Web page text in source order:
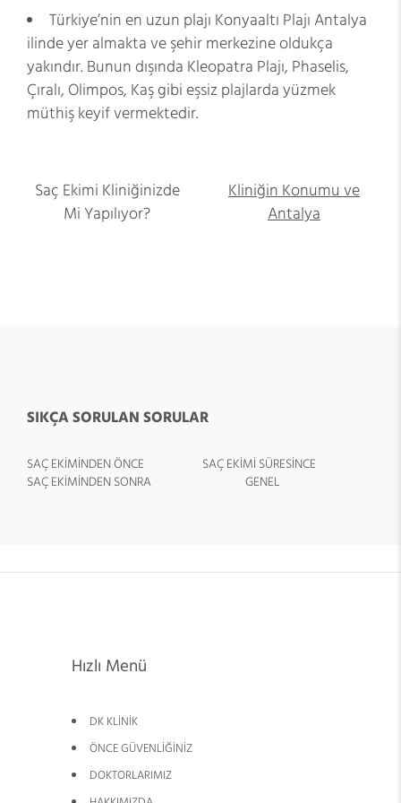
Türkiye’nin en uzun plajı Konyaaltı Plajı Antalya
ilinde yer almakta ve şehir merkezine oldukça
yakındır. Bunun dışında Kleopatra Plajı, Phaselis,
Çıralı, Olimpos, Kaş gibi eşsiz plajlarda yüzmek
müthiş keyif vermektedir.
Saç Ekimi Kliniğinizde
Mi Yapılıyor?
Kliniğin Konumu ve
Antalya
SIKÇA SORULAN SORULAR
SAÇ EKİMİNDEN ÖNCE
SAÇ EKİMİ SÜRESİNCE
SAÇ EKİMİNDEN SONRA
GENEL
Hızlı Menü
DK KLİNİK
ÖNCE GÜVENLİĞİNİZ
DOKTORLARIMIZ